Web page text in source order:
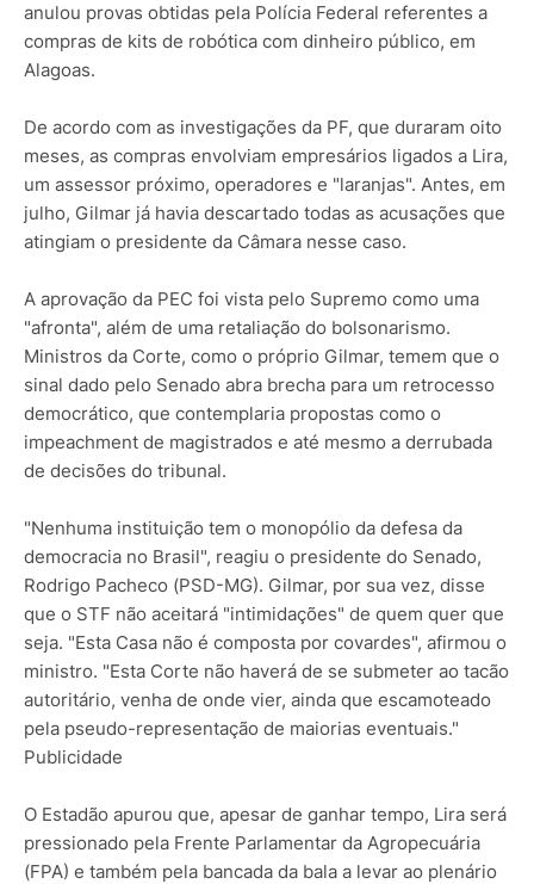
anulou provas obtidas pela Polícia Federal referentes a
compras de kits de robótica com dinheiro público, em
Alagoas.
De acordo com as investigações da PF, que duraram oito
meses, as compras envolviam empresários ligados a Lira,
um assessor próximo, operadores e "laranjas". Antes, em
julho, Gilmar já havia descartado todas as acusações que
atingiam o presidente da Câmara nesse caso.
A aprovação da PEC foi vista pelo Supremo como uma
"afronta", além de uma retaliação do bolsonarismo.
Ministros da Corte, como o próprio Gilmar, temem que o
sinal dado pelo Senado abra brecha para um retrocesso
democrático, que contemplaria propostas como o
impeachment de magistrados e até mesmo a derrubada
de decisões do tribunal.
"Nenhuma instituição tem o monopólio da defesa da
democracia no Brasil", reagiu o presidente do Senado,
Rodrigo Pacheco (PSD-MG). Gilmar, por sua vez, disse
que o STF não aceitará "intimidações" de quem quer que
seja. "Esta Casa não é composta por covardes", afirmou o
ministro. "Esta Corte não haverá de se submeter ao tacão
autoritário, venha de onde vier, ainda que escamoteado
pela pseudo-representação de maiorias eventuais."
Publicidade
O Estadão apurou que, apesar de ganhar tempo, Lira será
pressionado pela Frente Parlamentar da Agropecuária
(FPA) e também pela bancada da bala a levar ao plenário